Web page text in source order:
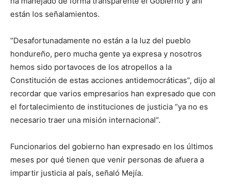
están los señalamientos.
“Desafortunadamente no están a la luz del pueblo
hondureño, pero mucha gente ya expresa y nosotros
hemos sido portavoces de los atropellos a la
Constitución de estas acciones antidemocráticas”, dijo al
recordar que varios empresarios han expresado que con
el fortalecimiento de instituciones de justicia “ya no es
necesario traer una misión internacional”.
Funcionarios del gobierno han expresado en los últimos
meses por qué tienen que venir personas de afuera a
impartir justicia al país, señaló Mejía.